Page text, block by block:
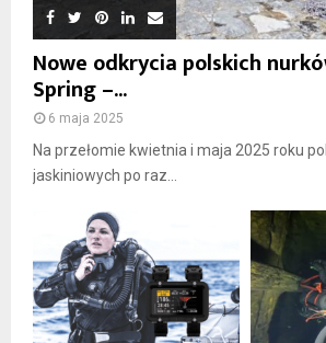
Nowe odkrycia polskich
Spring –...
6 maja 2025
Na przełomie kwietnia i maja 2025 roku
jaskiniowych po raz...